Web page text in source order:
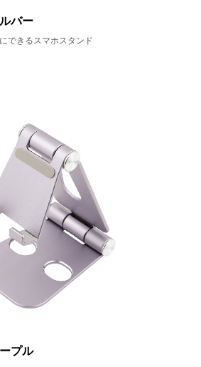
バー
できるスマホスタンド
プル